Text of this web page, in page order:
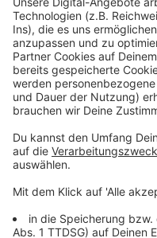
Weitere Meldungen
Anzeige
Moderner Bau der
Leverkusen
TuS Rheindorf braucht
Leverkusen
Renovierung der
wird teurer